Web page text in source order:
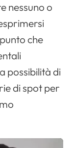
nessuno o
che
possibilità di
di spot per